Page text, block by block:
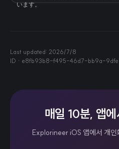
います。
Last updated: 2026/7/8
ID · e8fb93b8-f495-46d7-bb9a-
매일 10분, 앱
Explorineer iOS 앱에서 개인